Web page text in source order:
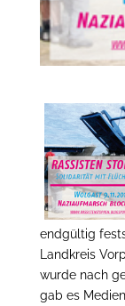
endgültig
Landkreis
wurde nach
gab es